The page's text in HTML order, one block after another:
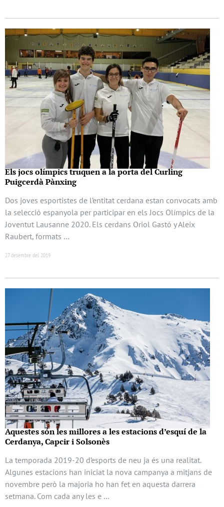
Els jocs olímpics truquen a la porta del Curling
Puigcerdà Pànxing
Dos joves esportistes de l’entitat cerdana estan convocats amb
la selecció espanyola per participar en els Jocs Olímpics de la
Joventut Lausanne 2020. Els cerdans Oriol Gastó y Aleix
Raubert, formats …
27 desembre del 2019
Aquestes són les millores a les estacions d’esquí de la
Cerdanya, Capcir i Solsonès
La temporada 2019-20 d’esports de neu ja és una realitat.
Algunes estacions han iniciat la nova campanya a mitjans de
novembre però la majoria ho han fet en aquesta darrera
setmana. Com cada any les e …